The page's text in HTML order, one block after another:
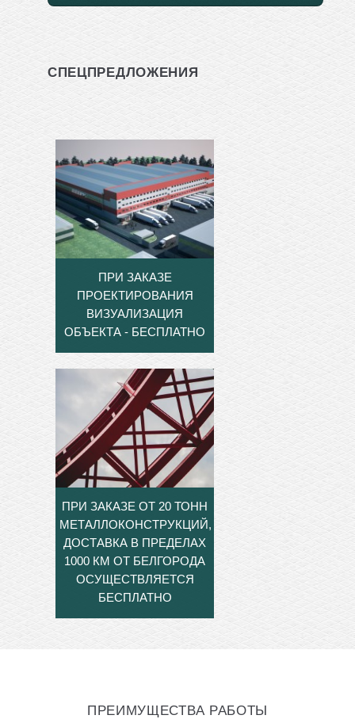
СПЕЦПРЕДЛОЖЕНИЯ
ПРИ ЗАКАЗЕ
ПРОЕКТИРОВАНИЯ
ВИЗУАЛИЗАЦИЯ
ОБЪЕКТА - БЕСПЛАТНО
ПРИ ЗАКАЗЕ ОТ 20 ТОНН
МЕТАЛЛОКОНСТРУКЦИЙ,
ДОСТАВКА В ПРЕДЕЛАХ
1000 КМ ОТ БЕЛГОРОДА
ОСУЩЕСТВЛЯЕТСЯ
БЕСПЛАТНО
ПРЕИМУЩЕСТВА РАБОТЫ